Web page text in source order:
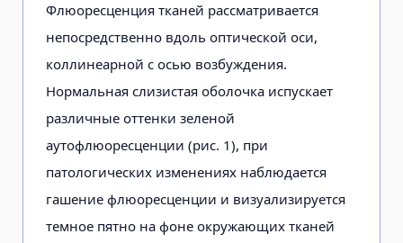
Флюоресценция тканей рассматривается
непосредственно вдоль оптической оси,
коллинеарной с осью возбуждения.
Нормальная слизистая оболочка испускает
различные оттенки зеленой
аутофлюоресценции (рис. 1), при
патологических изменениях наблюдается
гашение флюоресценции и визуализируется
темное пятно на фоне окружающих тканей